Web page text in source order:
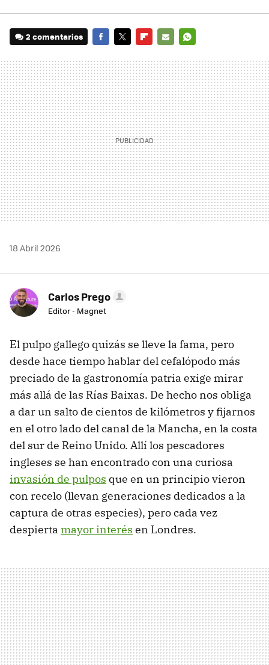
2 comentarios
MAIL
18 Abril 2026
Carlos Prego
Editor - Magnet
El pulpo gallego quizás se lleve la fama, pero
desde hace tiempo hablar del cefalópodo más
preciado de la gastronomía patria exige mirar
más allá de las Rías Baixas. De hecho nos obliga
a dar un salto de cientos de kilómetros y fijarnos
en el otro lado del canal de la Mancha, en la costa
del sur de Reino Unido. Allí los pescadores
ingleses se han encontrado con una curiosa
invasión de pulpos que en un principio vieron
con recelo (llevan generaciones dedicados a la
captura de otras especies), pero cada vez
despierta mayor interés en Londres.